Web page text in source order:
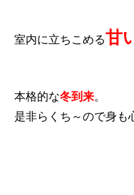
室内に立ちこめる甘
本格的な冬到来。
是非らくち～ので身も